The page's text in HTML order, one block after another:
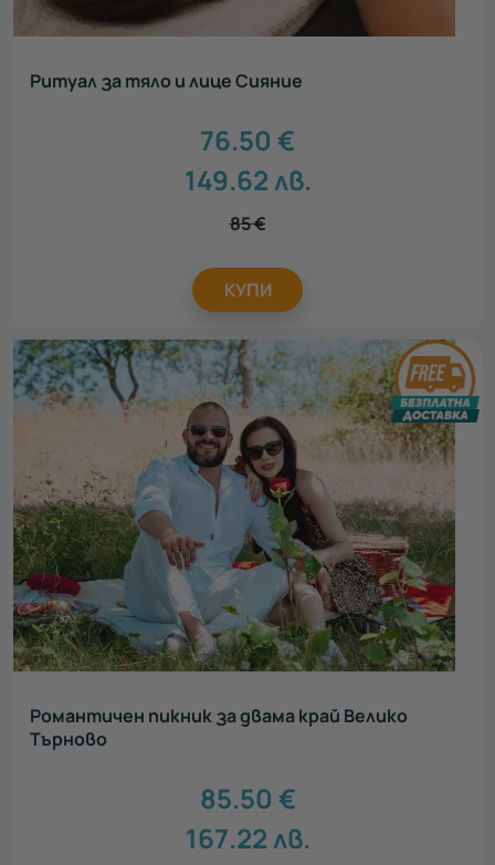
Ритуал за тяло и лице Сияние
76.50 €
149.62лв.
85€
КУПИ
Романтичен пикник за двама край Велико
Търново
85.50 €
167.22лв.